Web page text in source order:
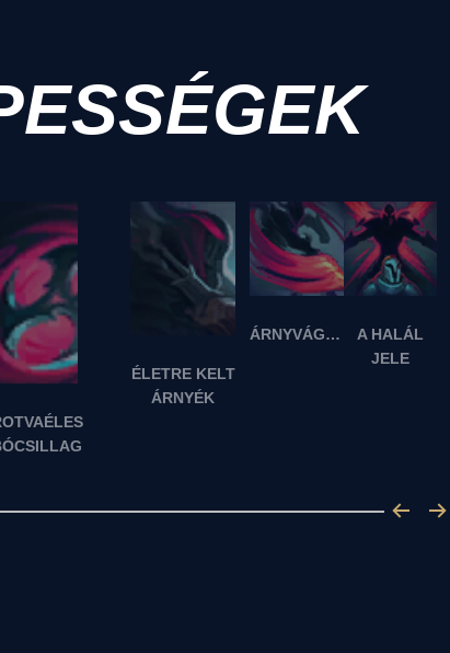
ÉLETRE KELT
ÁRNYÉK
ÁRNYVÁGÁS
A HALÁL
JELE